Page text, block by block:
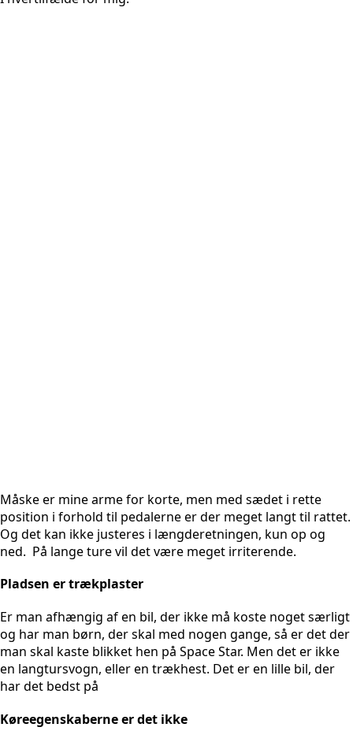
Måske er mine arme for korte, men med sædet i rette
position i forhold til pedalerne er der meget langt til rattet.
Og det kan ikke justeres i længderetningen, kun op og
ned. På lange ture vil det være meget irriterende.
Pladsen er trækplaster
Er man afhængig af en bil, der ikke må koste noget særligt
og har man børn, der skal med nogen gange, så er det der
man skal kaste blikket hen på Space Star. Men det er ikke
en langtursvogn, eller en trækhest. Det er en lille bil, der
har det bedst på
Køreegenskaberne er det ikke